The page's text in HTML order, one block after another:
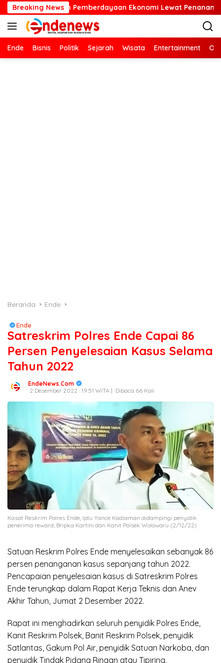
Langsung
ke
konten
Breaking News
Ekonomi Lewat Penanaman Bibit Kopi Kartini
Ende Bisnis Politik Sejarah Wisata Entertainment
Beranda Ende
Ende
Satreskrim Polres Ende Capai 86
Persen Penyelesaian Kasus Selama
Tahun 2022
EndeNews.Com
2 Desember 2022 : 19:51 WITA | Dibaca 66 Kali
Kasat Reskrim Polres Ende, Iptu Yance Kadiaman didampingi penyidik
penerima reward, Bripka Kartini dan Kanit Polsek Wolowaru (2/12/22)
Satuan Reskrim Polres Ende menyelesaikan sebanyak 86
persen penanganan kasus sepanjang tahun 2022.
Pencapaian penyelesaian kasus di Satreskrim Polres
Ende terungkap dalam Rapat Kerja Teknis dan Anev
Akhir Tahun, Jumat 2 Desember 2022.
Rapat ini menghadirkan seluruh penyidik Polres Ende,
Kanit Reskrim Polsek, Banit Reskrim Polsek, penyidik
Satlantas, Gakum Pol Air, penyidik Satuan Narkoba, dan
penyidik Tindak Pidana Ringan atau Tipiring.